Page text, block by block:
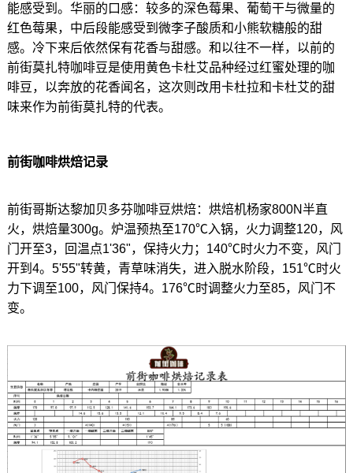
能感受到。华丽的口感：较多的深色莓果、葡萄干与微量的
红色莓果，中后段能感受到微李子酸质和小熊软糖般的甜
感。冷下来后依然保有花香与甜感。和以往不一样，以前的
前街莫扎特咖啡豆是使用黄色卡杜艾品种经过红蜜处理的咖
啡豆，以奔放的花香闻名，这次则改用卡杜拉和卡杜艾的甜
味来作为前街莫扎特的代表。
前街咖啡烘焙记录
前街哥斯达黎加贝多芬咖啡豆烘焙：烘焙机杨家800N半直
火，烘焙量300g。炉温预热至170℃入锅，火力调整120，风
门开至3，回温点1'36"，保持火力；140℃时火力不变，风门
开到4。5'55"转黄，青草味消失，进入脱水阶段，151℃时火
力下调至100，风门保持4。176℃时调整火力至85，风门不
变。